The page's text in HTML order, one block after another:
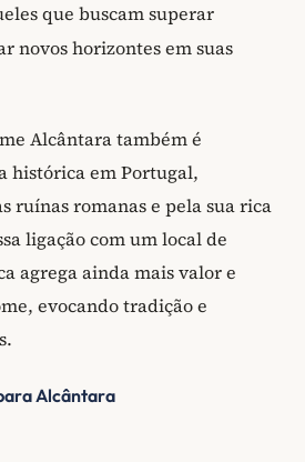
que buscam superar
novos horizontes em suas
Alcântara também é
histórica em Portugal,
ruínas romanas e pela sua rica
ligação com um local de
agrega ainda mais valor e
evocando tradição e
Alcântara